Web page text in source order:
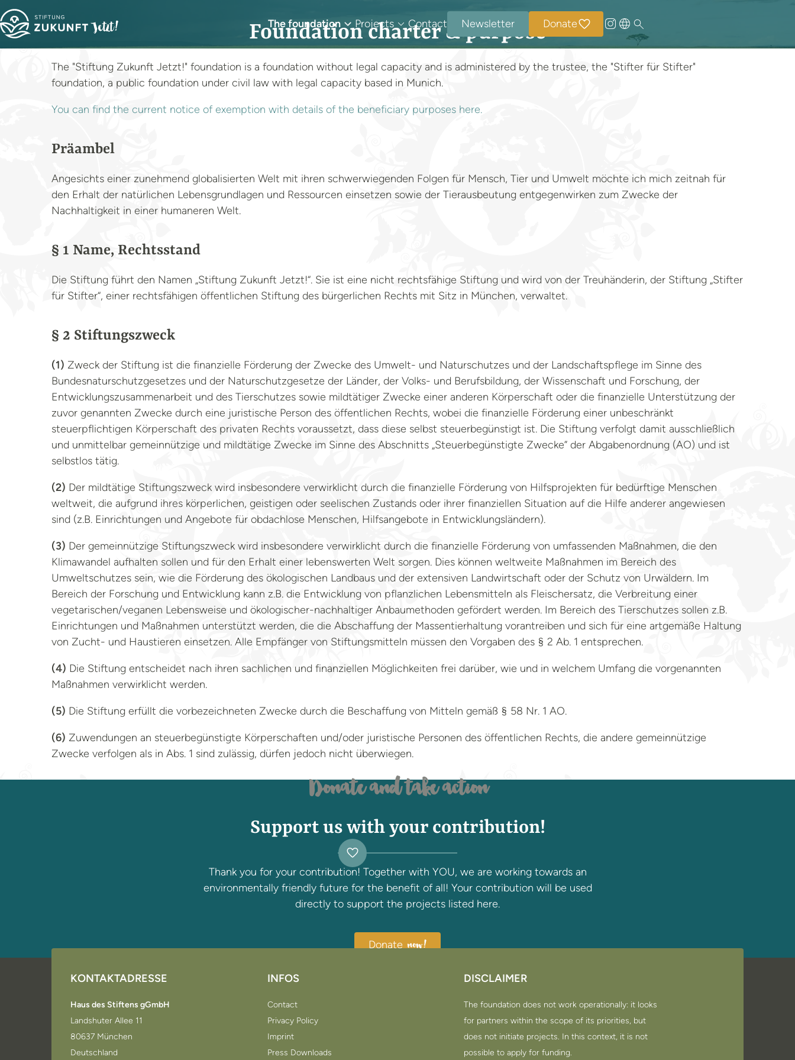
The foundation Projects Contact Newsletter Donate
Picture: Pop & Zebra
Foundation charter & purpose
The "Stiftung Zukunft Jetzt!" foundation is a foundation without legal capacity and is administered by the trustee, the "Stifter für Stifter"
foundation, a public foundation under civil law with legal capacity based in Munich.
You can find the current notice of exemption with details of the beneficiary purposes here.
Präambel
Angesichts einer zunehmend globalisierten Welt mit ihren schwerwiegenden Folgen für Mensch, Tier und Umwelt möchte ich mich zeitnah für
den Erhalt der natürlichen Lebensgrundlagen und Ressourcen einsetzen sowie der Tierausbeutung entgegenwirken zum Zwecke der
Nachhaltigkeit in einer humaneren Welt.
§ 1 Name, Rechtsstand
Die Stiftung führt den Namen „Stiftung Zukunft Jetzt!“. Sie ist eine nicht rechtsfähige Stiftung und wird von der Treuhänderin, der Stiftung „Stifter
für Stifter“, einer rechtsfähigen öffentlichen Stiftung des bürgerlichen Rechts mit Sitz in München, verwaltet.
§ 2 Stiftungszweck
(1) Zweck der Stiftung ist die finanzielle Förderung der Zwecke des Umwelt- und Naturschutzes und der Landschaftspflege im Sinne des
Bundesnaturschutzgesetzes und der Naturschutzgesetze der Länder, der Volks- und Berufsbildung, der Wissenschaft und Forschung, der
Entwicklungszusammenarbeit und des Tierschutzes sowie mildtätiger Zwecke einer anderen Körperschaft oder die finanzielle Unterstützung der
zuvor genannten Zwecke durch eine juristische Person des öffentlichen Rechts, wobei die finanzielle Förderung einer unbeschränkt
steuerpflichtigen Körperschaft des privaten Rechts voraussetzt, dass diese selbst steuerbegünstigt ist. Die Stiftung verfolgt damit ausschließlich
und unmittelbar gemeinnützige und mildtätige Zwecke im Sinne des Abschnitts „Steuerbegünstigte Zwecke” der Abgabenordnung (AO) und ist
selbstlos tätig.
(2) Der mildtätige Stiftungszweck wird insbesondere verwirklicht durch die finanzielle Förderung von Hilfsprojekten für bedürftige Menschen
weltweit, die aufgrund ihres körperlichen, geistigen oder seelischen Zustands oder ihrer finanziellen Situation auf die Hilfe anderer angewiesen
sind (z.B. Einrichtungen und Angebote für obdachlose Menschen, Hilfsangebote in Entwicklungsländern).
(3) Der gemeinnützige Stiftungszweck wird insbesondere verwirklicht durch die finanzielle Förderung von umfassenden Maßnahmen, die den
Klimawandel aufhalten sollen und für den Erhalt einer lebenswerten Welt sorgen. Dies können weltweite Maßnahmen im Bereich des
Umweltschutzes sein, wie die Förderung des ökologischen Landbaus und der extensiven Landwirtschaft oder der Schutz von Urwäldern. Im
Bereich der Forschung und Entwicklung kann z.B. die Entwicklung von pflanzlichen Lebensmitteln als Fleischersatz, die Verbreitung einer
vegetarischen/veganen Lebensweise und ökologischer-nachhaltiger Anbaumethoden gefördert werden. Im Bereich des Tierschutzes sollen z.B.
Einrichtungen und Maßnahmen unterstützt werden, die die Abschaffung der Massentierhaltung vorantreiben und sich für eine artgemäße Haltung
von Zucht- und Haustieren einsetzen. Alle Empfänger von Stiftungsmitteln müssen den Vorgaben des § 2 Ab. 1 entsprechen.
(4) Die Stiftung entscheidet nach ihren sachlichen und finanziellen Möglichkeiten frei darüber, wie und in welchem Umfang die vorgenannten
Maßnahmen verwirklicht werden.
(5) Die Stiftung erfüllt die vorbezeichneten Zwecke durch die Beschaffung von Mitteln gemäß § 58 Nr. 1 AO.
(6) Zuwendungen an steuerbegünstigte Körperschaften und/oder juristische Personen des öffentlichen Rechts, die andere gemeinnützige
Zwecke verfolgen als in Abs. 1 sind zulässig, dürfen jedoch nicht überwiegen.
Donate and take action
Support us with your contribution!
Thank you for your contribution! Together with YOU, we are working towards an
environmentally friendly future for the benefit of all! Your contribution will be used
directly to support the projects listed here.
Donate now!
KONTAKTADRESSE
Haus des Stiftens gGmbH
Landshuter Allee 11
80637 München
Deutschland
INFOS
Contact
Privacy Policy
Imprint
Press Downloads
DISCLAIMER
The foundation does not work operationally: it looks
for partners within the scope of its priorities, but
does not initiate projects. In this context, it is not
possible to apply for funding.